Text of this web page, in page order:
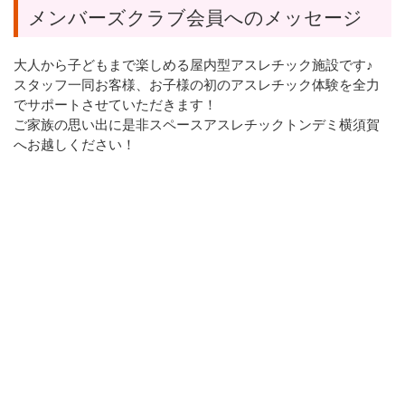
メンバーズクラブ会員へのメッセージ
大人から子どもまで楽しめる屋内型アスレチック施設です♪
スタッフ一同お客様、お子様の初のアスレチック体験を全力
でサポートさせていただきます！
ご家族の思い出に是非スペースアスレチックトンデミ横須賀
へお越しください！